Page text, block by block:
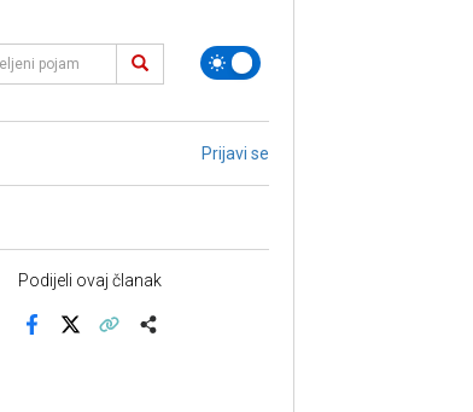
Prijavi se
Podijeli ovaj članak